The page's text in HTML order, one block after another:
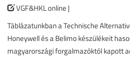
VGF&HKL online |
Táblázatunkban a Technische
Honeywell és a Belimo készülékeit
magyarországi forgalmazóktól kapott